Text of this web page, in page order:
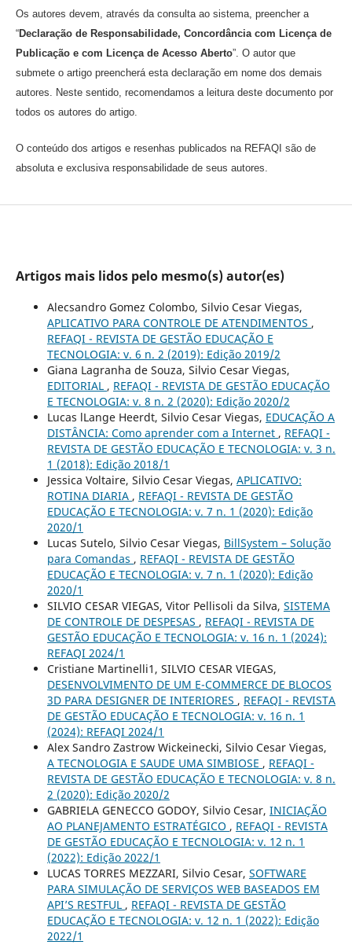
Os autores devem, através da consulta ao sistema, preencher a
“Declaração de Responsabilidade, Concordância com Licença de
Publicação e com Licença de Acesso Aberto”. O autor que
submete o artigo preencherá esta declaração em nome dos demais
autores. Neste sentido, recomendamos a leitura deste documento por
todos os autores do artigo.
O conteúdo dos artigos e resenhas publicados na REFAQI são de
absoluta e exclusiva responsabilidade de seus autores.
Artigos mais lidos pelo mesmo(s) autor(es)
Alecsandro Gomez Colombo, Silvio Cesar Viegas,
APLICATIVO PARA CONTROLE DE ATENDIMENTOS ,
REFAQI - REVISTA DE GESTÃO EDUCAÇÃO E
TECNOLOGIA: v. 6 n. 2 (2019): Edição 2019/2
Giana Lagranha de Souza, Silvio Cesar Viegas,
EDITORIAL , REFAQI - REVISTA DE GESTÃO EDUCAÇÃO
E TECNOLOGIA: v. 8 n. 2 (2020): Edição 2020/2
Lucas lLange Heerdt, Silvio Cesar Viegas, EDUCAÇÃO A
DISTÂNCIA: Como aprender com a Internet , REFAQI -
REVISTA DE GESTÃO EDUCAÇÃO E TECNOLOGIA: v. 3 n.
1 (2018): Edição 2018/1
Jessica Voltaire, Silvio Cesar Viegas, APLICATIVO:
ROTINA DIARIA , REFAQI - REVISTA DE GESTÃO
EDUCAÇÃO E TECNOLOGIA: v. 7 n. 1 (2020): Edição
2020/1
Lucas Sutelo, Silvio Cesar Viegas, BillSystem – Solução
para Comandas , REFAQI - REVISTA DE GESTÃO
EDUCAÇÃO E TECNOLOGIA: v. 7 n. 1 (2020): Edição
2020/1
SILVIO CESAR VIEGAS, Vitor Pellisoli da Silva, SISTEMA
DE CONTROLE DE DESPESAS , REFAQI - REVISTA DE
GESTÃO EDUCAÇÃO E TECNOLOGIA: v. 16 n. 1 (2024):
REFAQI 2024/1
Cristiane Martinelli1, SILVIO CESAR VIEGAS,
DESENVOLVIMENTO DE UM E-COMMERCE DE BLOCOS
3D PARA DESIGNER DE INTERIORES , REFAQI - REVISTA
DE GESTÃO EDUCAÇÃO E TECNOLOGIA: v. 16 n. 1
(2024): REFAQI 2024/1
Alex Sandro Zastrow Wickeinecki, Silvio Cesar Viegas,
A TECNOLOGIA E SAUDE UMA SIMBIOSE , REFAQI -
REVISTA DE GESTÃO EDUCAÇÃO E TECNOLOGIA: v. 8 n.
2 (2020): Edição 2020/2
GABRIELA GENECCO GODOY, Silvio Cesar, INICIAÇÃO
AO PLANEJAMENTO ESTRATÉGICO , REFAQI - REVISTA
DE GESTÃO EDUCAÇÃO E TECNOLOGIA: v. 12 n. 1
(2022): Edição 2022/1
LUCAS TORRES MEZZARI, Silvio Cesar, SOFTWARE
PARA SIMULAÇÃO DE SERVIÇOS WEB BASEADOS EM
API’S RESTFUL , REFAQI - REVISTA DE GESTÃO
EDUCAÇÃO E TECNOLOGIA: v. 12 n. 1 (2022): Edição
2022/1